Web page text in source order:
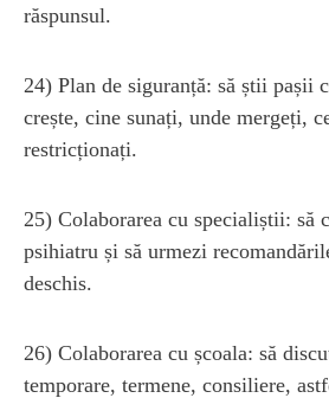
răspunsul.
24) Plan de siguranță: să știi pașii
crește, cine sunați, unde mergeți,
restricționați.
25) Colaborarea cu specialiștii: să
psihiatru și să urmezi
deschis.
26) Colaborarea cu școala: să
temporare, termene, consiliere,